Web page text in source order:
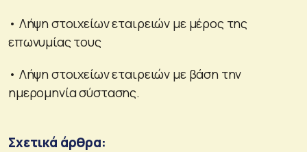
• Λήψη στοιχείων εταιρειών με μέρος της
επωνυμίας τους
• Λήψη στοιχείων εταιρειών με βάση την
ημερομηνία σύστασης.
Σχετικά άρθρα: